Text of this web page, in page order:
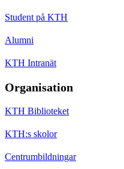
Student på KTH
Alumni
KTH Intranät
Organisation
KTH Biblioteket
KTH:s skolor
Centrumbildningar